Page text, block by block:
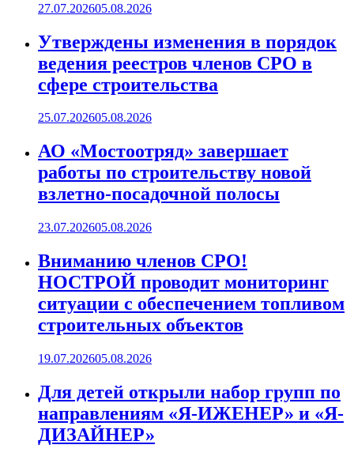
27.07.202605.08.2026
Утверждены изменения в порядок
ведения реестров членов СРО в
сфере строительства
25.07.202605.08.2026
АО «Мостоотряд» завершает
работы по строительству новой
взлетно-посадочной полосы
23.07.202605.08.2026
Вниманию членов СРО!
НОСТРОЙ проводит мониторинг
ситуации с обеспечением топливом
строительных объектов
19.07.202605.08.2026
Для детей открыли набор групп по
направлениям «Я-ИЖЕНЕР» и «Я-
ДИЗАЙНЕР»